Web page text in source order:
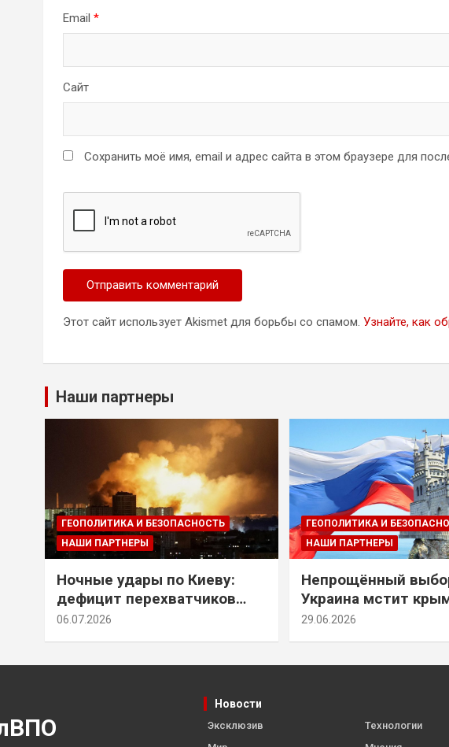
Email *
Сайт
Сохранить моё имя, email и адрес сайта в этом браузере для
Этот сайт использует Akismet для борьбы со спамом. Узнайте, как
Наши партнеры
ГЕОПОЛИТИКА И БЕЗОПАСНОСТЬ
НАШИ ПАРТНЕРЫ
Ночные удары по Киеву:
дефицит перехватчиков
Patriot и оборонительные
06.07.2026
ГЕОПОЛИТИКА И
НАШИ ПАРТНЕРЫ
Непрощённый
Украина мстит
за их историческое
29.06.2026
Новости
Эксклюзив
Технологии